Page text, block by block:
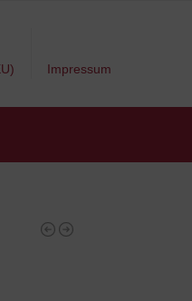
Impressum